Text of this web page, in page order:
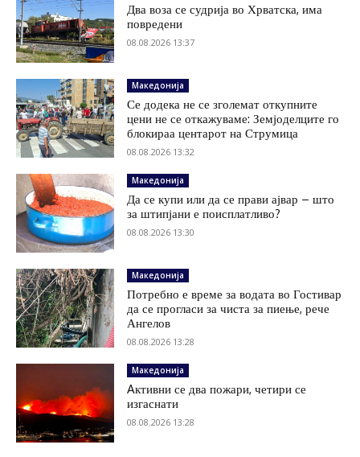
Два воза се судрија во Хрватска, има
повредени
08.08.2026 13:37
Македонија
Се додека не се зголемат откупните
цени не се откажуваме: Земјоделците го
блокираа центарот на Струмица
08.08.2026 13:32
Македонија
Да се купи или да се прави ајвар – што
за штипјани е поисплатливо?
08.08.2026 13:30
Македонија
Потребно е време за водата во Гостивар
да се прогласи за чиста за пиење, рече
Ангелов
08.08.2026 13:28
Македонија
Aктивни се два пожари, четири се
изгаснати
08.08.2026 13:28